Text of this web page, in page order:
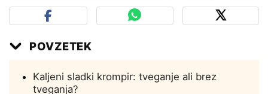
POVZETEK
Kaljeni sladki krompir: tveganje ali brez
tveganja?